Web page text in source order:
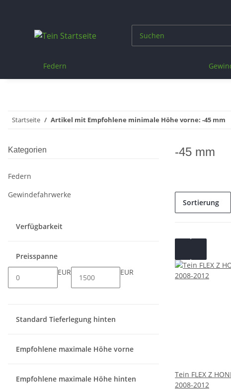
Federn
Startseite Artikel mit Empfohlene minimale Höhe vorne: -45 mm
-45 mm
Sortierung
Tein FLEX Z
2008-2012
Kategorien
Federn
Gewindefahrwerke
Verfügbarkeit
Preisspanne
EUR
EUR
Standard Tieferlegung hinten
Empfohlene maximale Höhe vorne
Empfohlene maximale Höhe hinten